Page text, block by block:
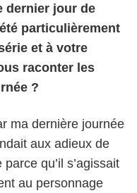
dernier jour de
particulièrement
et à votre
raconter les
?
ma dernière journée
aux adieux de
qu’il s’agissait
au personnage